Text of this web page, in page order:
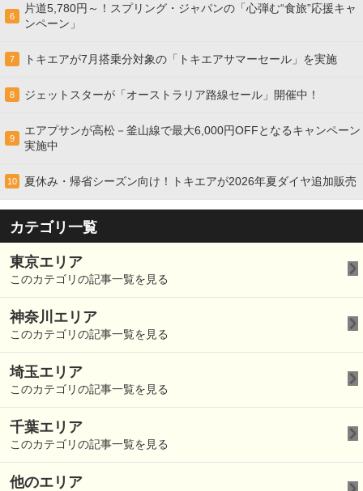
6
片道5,780円～！スプリング・ジャパンの「心弾む“食旅”応援キャ
ンペーン」
7 トキエアが7月搭乗分対象の「トキエアサマーセール」を実施
8 ジェットスターが「オーストラリア路線セール」開催中！
9
エアプサンが高松－釜山線で最大6,000円OFFとなるキャンペーン
実施中
10 夏休み・帰省シーズン向け！トキエアが2026年夏ダイヤ追加販売
カテゴリ一覧
東京エリア
このカテゴリの記事一覧を見る
神奈川エリア
このカテゴリの記事一覧を見る
埼玉エリア
このカテゴリの記事一覧を見る
千葉エリア
このカテゴリの記事一覧を見る
他のエリア